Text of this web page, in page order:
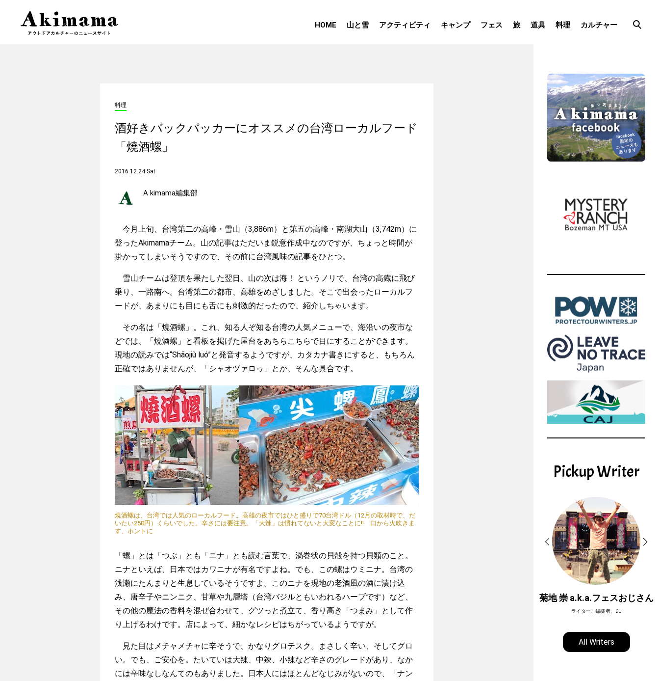
HOME 山と雪 アクティビティ キャンプ フェス 旅 道具 料理 カルチャー
料理
酒好きバックパッカーにオススメの台湾ローカルフード
「燒酒螺」
2016.12.24 Sat
A kimama編集部
今月上旬、台湾第二の高峰・雪山（3,886m）と第五の高峰・南湖大山（3,742m）に
登ったAkimamaチーム。山の記事はただいま鋭意作成中なのですが、ちょっと時間が
掛かってしまいそうですので、その前に台湾風味の記事をひとつ。
雪山チームは登頂を果たした翌日、山の次は海！ というノリで、台湾の高鐡に飛び
乗り、一路南へ。台湾第二の都市、高雄をめざしました。そこで出会ったローカルフ
ードが、あまりにも目にも舌にも刺激的だったので、紹介しちゃいます。
その名は「燒酒螺」。これ、知る人ぞ知る台湾の人気メニューで、海沿いの夜市な
どでは、「燒酒螺」と看板を掲げた屋台をあちらこちらで目にすることができます。
現地の読みでは“Shāojiǔ luó”と発音するようですが、カタカナ書きにすると、もちろん
正確ではありませんが、「シャオヅァロゥ」とか、そんな具合です。
燒酒螺は、台湾では人気のローカルフード。高雄の夜市ではひと盛りで70台湾ドル（12月の取材時で、だ
いたい250円）くらいでした。辛さには要注意。「大辣」は慣れてないと大変なことに!! 口から火吹きま
す、ホントに
「螺」とは「つぶ」とも「ニナ」とも読む言葉で、渦巻状の貝殻を持つ貝類のこと。
ニナといえば、日本ではカワニナが有名ですよね。でも、この螺はウミニナ。台湾の
浅瀬にたんまりと生息しているそうですよ。このニナを現地の老酒風の酒に漬け込
み、唐辛子やニンニク、甘草や九層塔（台湾バジルともいわれるハーブです）など、
その他の魔法の香料を混ぜ合わせて、グツっと煮立て、香り高き「つまみ」として作
り上げるわけです。店によって、細かなレシピはちがっているようですが。
見た目はメチャメチャに辛そうで、かなりグロテスク。まさしく辛い、そしてグロ
い。でも、ご安心を。たいていは大辣、中辣、小辣など辛さのグレードがあり、なか
には辛味なしなんてのもありました。日本人にはほとんどなじみがないので、「ナン
Pickup Writer
渡辺信吾
アウトドア系野良ライター
菊地 崇 a.k.a.フェスおじさん
ライター、編集者、DJ
All Writers